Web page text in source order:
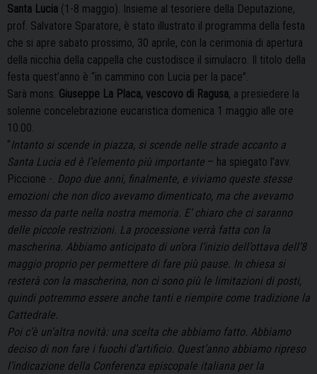
Santa Lucia (1-8 maggio). Insieme al tesoriere della Deputazione,
prof. Salvatore Sparatore, è stato illustrato il programma della festa
che si apre sabato prossimo, 30 aprile, con la cerimonia di apertura
della nicchia della cappella che custodisce il simulacro. Il titolo della
festa quest’anno è “in cammino con Lucia per la pace”.
Sarà mons. Giuseppe La Placa, vescovo di Ragusa, a presiedere la
solenne concelebrazione eucaristica domenica 1 maggio alle ore
10.00.
“Intanto si scende in piazza, si scende nelle strade accanto a
Santa Lucia ed è l’elemento più importante – ha spiegato l’avv.
Piccione -. Dopo due anni, finalmente, e viviamo queste stesse
emozioni che non dico avevamo dimenticato, ma che avevamo
messo da parte nella nostra memoria. E’ chiaro che ci saranno
delle piccole restrizioni. La processione verrà fatta con la
mascherina. Abbiamo anticipato di un’ora l’inizio dell’ottava dell’8
maggio proprio per permettere di fare più pause. In chiesa si
resterà con la mascherina, non ci sono più le limitazioni di posti,
quindi potremmo essere anche tanti e riempire come tradizione la
Cattedrale.
Poi c’è un’altra novità: una scelta che abbiamo fatto. Abbiamo
deciso di non fare i fuochi d’artificio. Quest’anno abbiamo ripreso
l’indicazione della Conferenza episcopale italiana per la